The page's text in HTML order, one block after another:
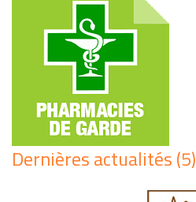
Dernières actualités (5)